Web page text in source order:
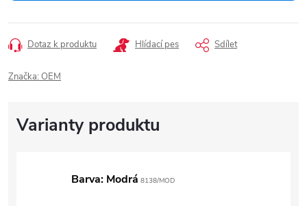
Dotaz k produktu Hlídací pes Sdílet
Značka: OEM
Barva: Modrá 8138/MOD